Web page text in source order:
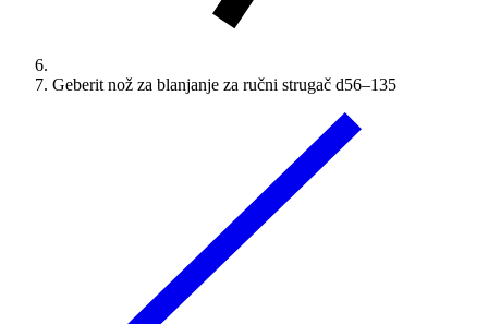
Geberit nož za blanjanje za ručni strugač d56–135